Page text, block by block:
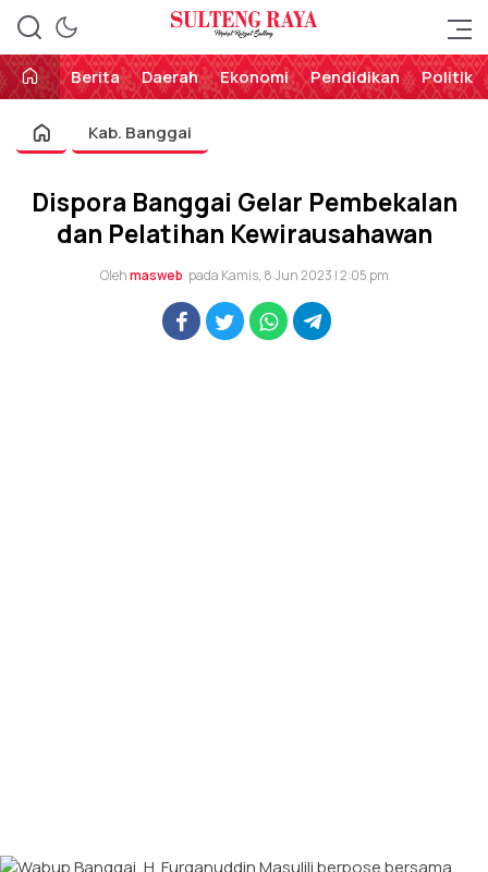
Sulteng Raya
Perekat Rakyat Sulteng
Berita
Daerah Ekonomi Pendidikan Politik
Kab. Banggai
Dispora Banggai Gelar Pembekalan
dan Pelatihan Kewirausahawan
Olehmasweb pada Kamis, 8 Jun 2023 | 2:05 pm